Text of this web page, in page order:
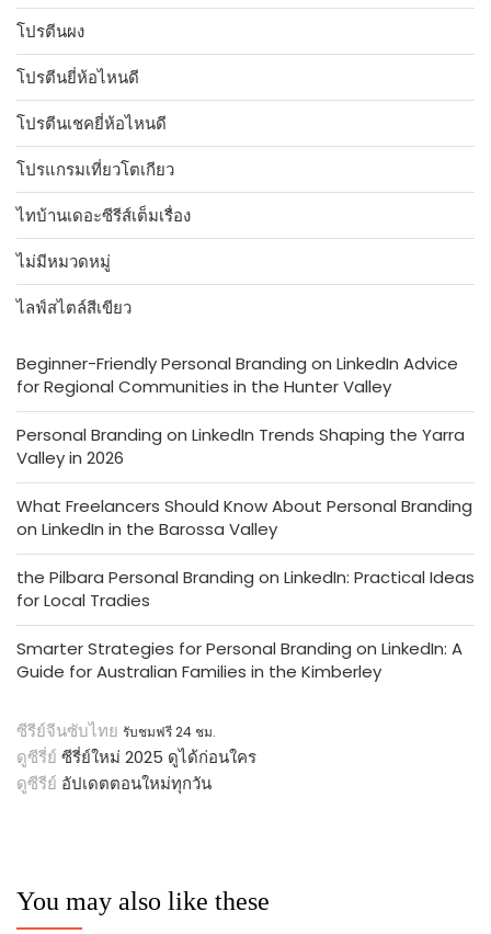
โปรตีนผง
โปรตีนยี่ห้อไหนดี
โปรตีนเชคยี่ห้อไหนดี
โปรแกรมเที่ยวโตเกียว
ไทบ้านเดอะซีรีส์เต็มเรื่อง
ไม่มีหมวดหมู่
ไลฟ์สไตล์สีเขียว
Beginner-Friendly Personal Branding on LinkedIn Advice
for Regional Communities in the Hunter Valley
Personal Branding on LinkedIn Trends Shaping the Yarra
Valley in 2026
What Freelancers Should Know About Personal Branding
on LinkedIn in the Barossa Valley
the Pilbara Personal Branding on LinkedIn: Practical Ideas
for Local Tradies
Smarter Strategies for Personal Branding on LinkedIn: A
Guide for Australian Families in the Kimberley
ซีรีย์จีนซับไทย รับชมฟรี 24 ชม.
ดูซีรี่ย์ ซีรี่ย์ใหม่ 2025 ดูได้ก่อนใคร
ดูซีรีย์ อัปเดตตอนใหม่ทุกวัน
You may also like these